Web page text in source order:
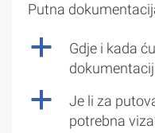
Putna
a
Gdje i kada
a
Je li za
potrebna